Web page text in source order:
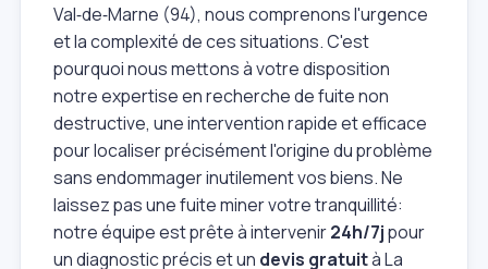
Val‑de‑Marne (94), nous comprenons l'urgence
et la complexité de ces situations. C'est
pourquoi nous mettons à votre disposition
notre expertise en recherche de fuite non
destructive, une intervention rapide et efficace
pour localiser précisément l'origine du problème
sans endommager inutilement vos biens. Ne
laissez pas une fuite miner votre tranquillité:
notre équipe est prête à intervenir24h/7jpour
un diagnostic précis et un devis gratuità La